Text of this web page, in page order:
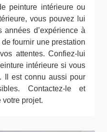
peinture intérieure ou
vous pouvez lui
d’expérience à
fournir une prestation
attentes. Confiez-lui
intérieure si vous
Il est connu aussi pour
Contactez-le et
projet.